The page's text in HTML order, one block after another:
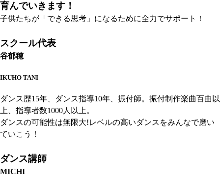
育んでいきます！
子供たちが「できる思考」になるために全力でサポート！
スクール代表
谷郁穂
IKUHO TANI
ダンス歴15年、ダンス指導10年、振付師。振付制作楽曲百曲以
上、指導者数1000人以上。
ダンスの可能性は無限大!レベルの高いダンスをみんなで磨い
ていこう！
ダンス講師
MICHI